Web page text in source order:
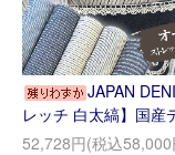
JAPAN
レッチ 白太縞】国産
イサイズオーダー
52,728円(税込58,000